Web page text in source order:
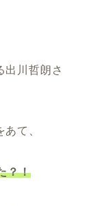
出川哲朗さ
て、
？！